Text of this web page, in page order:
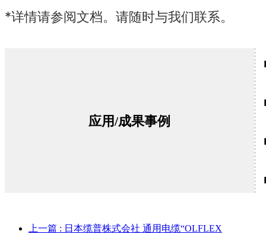
*详情请参阅文档。 请随时与我们联系。
应用/成果事例
上一篇 : 日本缆普株式会社 通用电缆“OLFLEX